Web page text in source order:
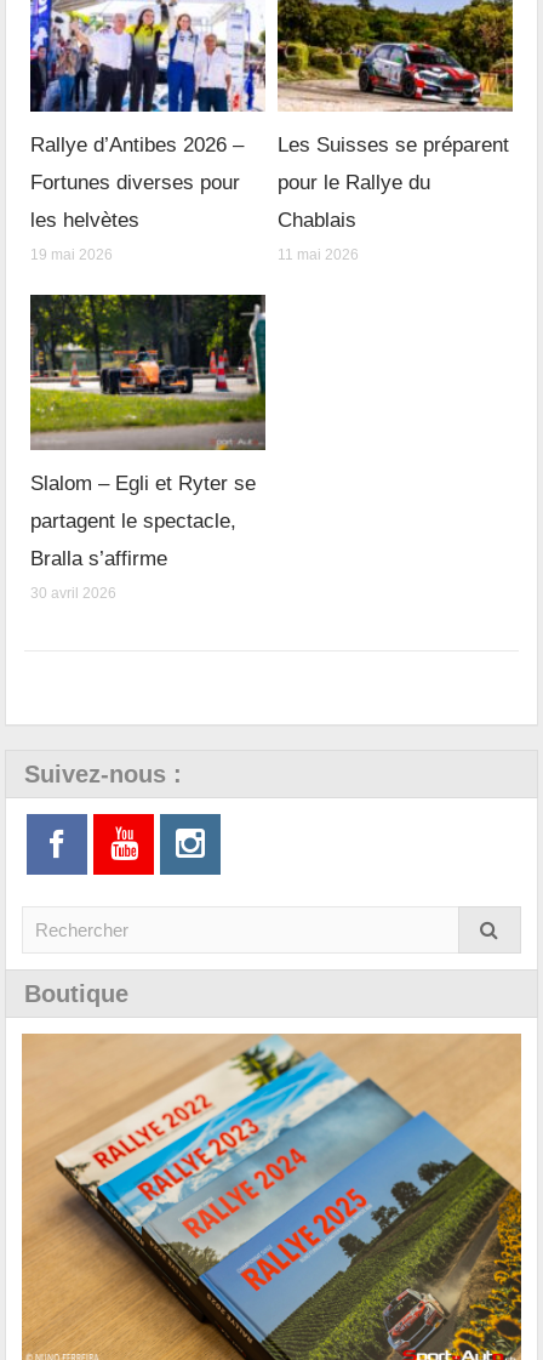
Rallye d’Antibes 2026 –
Fortunes diverses pour
les helvètes
19 mai 2026
Les Suisses se préparent
pour le Rallye du
Chablais
11 mai 2026
Slalom – Egli et Ryter se
partagent le spectacle,
Bralla s’affirme
30 avril 2026
Suivez-nous :
Boutique